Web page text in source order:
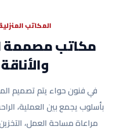
المكاتب
مكاتب مصممة
في فنون حواء يتم تصميم
بأسلوب يجمع بين العملية،
مراعاة مساحة العمل،